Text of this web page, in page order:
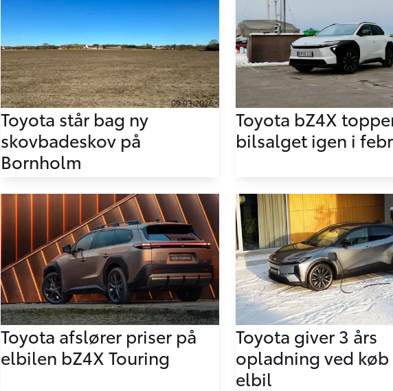
09.03.2026
Toyota står bag ny
skovbadeskov på
Bornholm
Toyota bZ4X
bilsalget igen i
05.02.2026
Toyota afslører priser på
elbilen bZ4X Touring
Toyota giver 3 års
opladning ved køb
elbil